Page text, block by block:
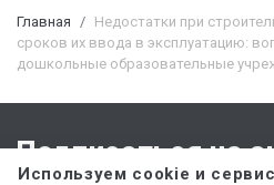
Главная
Недостатки при
сроков их ввода в эксплуатацию:
дошкольные образовательные
Подписаться на
Используем cookie и